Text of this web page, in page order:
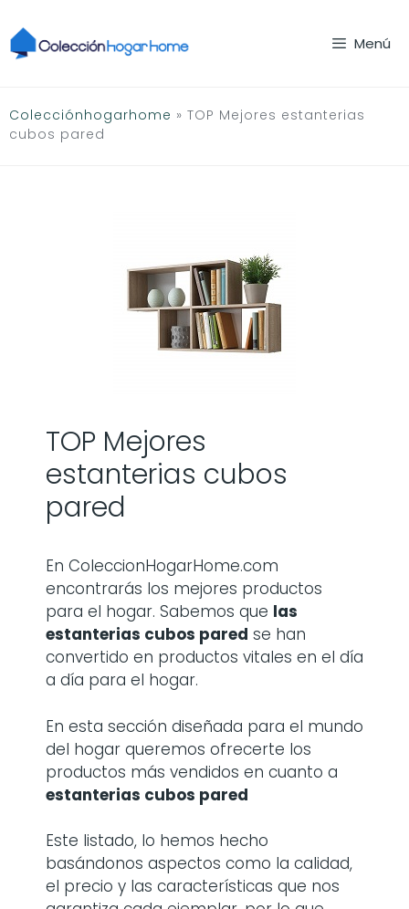
al
contenido
Menú
Colecciónhogarhome » TOP Mejores estanterias
cubos pared
TOP Mejores
estanterias cubos
pared
En ColeccionHogarHome.com
encontrarás los mejores productos
para el hogar. Sabemos que las
estanterias cubos pared se han
convertido en productos vitales en el día
a día para el hogar.
En esta sección diseñada para el mundo
del hogar queremos ofrecerte los
productos más vendidos en cuanto a
estanterias cubos pared
Este listado, lo hemos hecho
basándonos aspectos como la calidad,
el precio y las características que nos